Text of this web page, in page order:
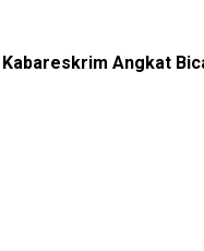
Angkat